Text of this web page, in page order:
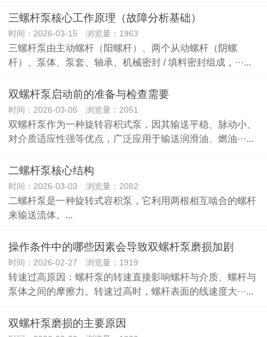
​三螺杆泵核心工作原理（故障分析基础）
时间：2026-03-15 浏览量：1963
三螺杆泵由主动螺杆（阳螺杆）、两个从动螺杆（阴螺
杆）、泵体、泵套、轴承、机械密封 / 填料密封组成，···...
​双螺杆泵启动前的准备与检查需要
时间：2026-03-05 浏览量：2051
双螺杆泵作为一种旋转容积式泵，因其输送平稳、脉动小、
对介质适应性强等优点，广泛应用于输送润滑油、燃油···...
​二螺杆泵核心结构
时间：2026-03-03 浏览量：2082
二螺杆泵​是一种旋转式容积泵，它利用两根相互啮合的螺杆
来输送流体。...
操作条件中的哪些因素会导致双螺杆泵磨损加剧
时间：2026-02-27 浏览量：1919
转速过高原因：螺杆泵的转速直接影响螺杆与介质、螺杆与
泵体之间的摩擦力。转速过高时，螺杆表面的线速度大···...
双螺杆泵磨损的主要原因